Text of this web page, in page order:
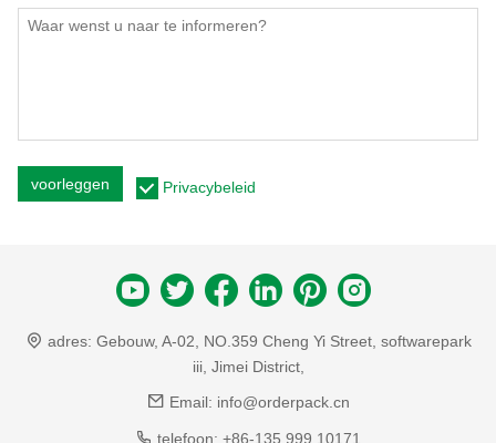
voorleggen Privacybeleid
adres: Gebouw, A-02, NO.359 Cheng Yi Street, softwarepark
iii, Jimei District,
Email: info@orderpack.cn
telefoon: +86-135 999 10171